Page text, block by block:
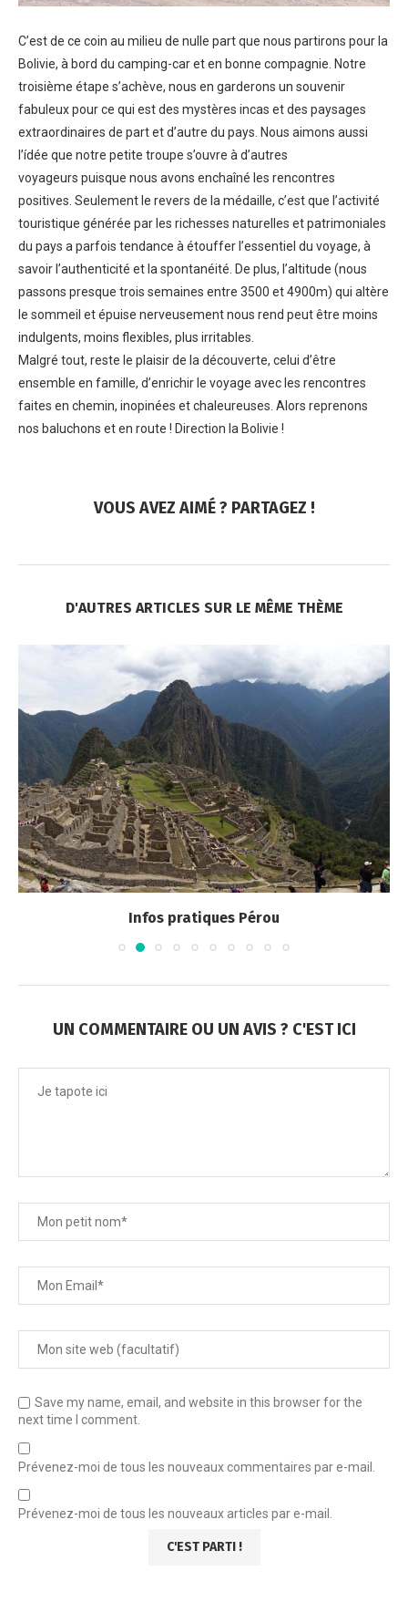
C’est de ce coin au milieu de nulle part que nous partirons pour la
Bolivie, à bord du camping-car et en bonne compagnie. Notre
troisième étape s’achève, nous en garderons un souvenir
fabuleux pour ce qui est des mystères incas et des paysages
extraordinaires de part et d’autre du pays. Nous aimons aussi
l’ídée que notre petite troupe s’ouvre à d’autres
voyageurs puisque nous avons enchaîné les rencontres
positives. Seulement le revers de la médaille, c’est que l’activité
touristique générée par les richesses naturelles et patrimoniales
du pays a parfois tendance à étouffer l’essentiel du voyage, à
savoir l’authenticité et la spontanéité. De plus, l’altitude (nous
passons presque trois semaines entre 3500 et 4900m) qui altère
le sommeil et épuise nerveusement nous rend peut être moins
indulgents, moins flexibles, plus irritables.
Malgré tout, reste le plaisir de la découverte, celui d’être
ensemble en famille, d’enrichir le voyage avec les rencontres
faites en chemin, inopinées et chaleureuses. Alors reprenons
nos baluchons et en route ! Direction la Bolivie !
VOUS AVEZ AIMÉ ? PARTAGEZ !
D'AUTRES ARTICLES SUR LE MÊME THÈME
Infos pratiques Pérou
UN COMMENTAIRE OU UN AVIS ? C'EST ICI
Save my name, email, and website in this browser for the
next time I comment.
Prévenez-moi de tous les nouveaux commentaires par e-mail.
Prévenez-moi de tous les nouveaux articles par e-mail.